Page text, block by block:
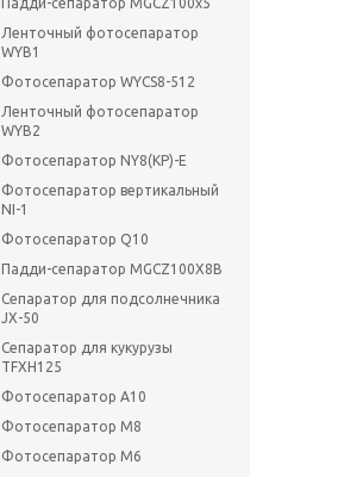
Падди-сепаратор MGCZ100х5
Ленточный фотосепаратор
WYB1
Фотосепаратор WYCS8-512
Ленточный фотосепаратор
WYB2
Фотосепаратор NY8(KP)-E
Фотосепаратор вертикальный
NI-1
Фотосепаратор Q10
Падди-сепаратор MGCZ100X8B
Сепаратор для подсолнечника
JX-50
Сепаратор для кукурузы
TFXH125
Фотосепаратор A10
Фотосепаратор M8
Фотосепаратор M6